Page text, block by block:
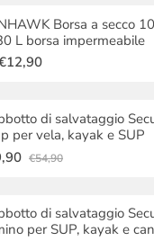
Borsa a secco
L borsa impermeabile
di salvataggio
per vela, kayak e SUP
€54,90
di salvataggio
per SUP, kayak e